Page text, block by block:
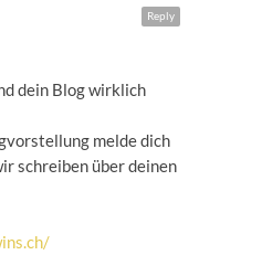
Reply
dein Blog wirklich
melde dich
schreiben über deinen